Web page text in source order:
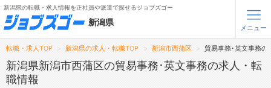
無料会員登録 ログイン
新潟県の転職・求人情報を正社員や派遣で探せるジョブズゴー
新潟県
メニュー
転職・求人TOP 新潟県の求人・転職TOP 新潟市西蒲区 貿易事務･英文事務の
新潟県新潟市西蒲区の貿易事務･英文事務の求人・転
職情報